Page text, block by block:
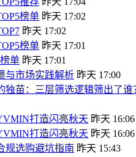
榜单 昨天 17:02
昨天 17:02
榜单 昨天 17:01
单 昨天 17:01
与市场实践解析 昨天 17:00
苗：三层筛选逻辑筛出了谁
打造闪亮秋天 昨天 16:06
打造闪亮秋天 昨天 16:06
规选购避坑指南 昨天 15:43